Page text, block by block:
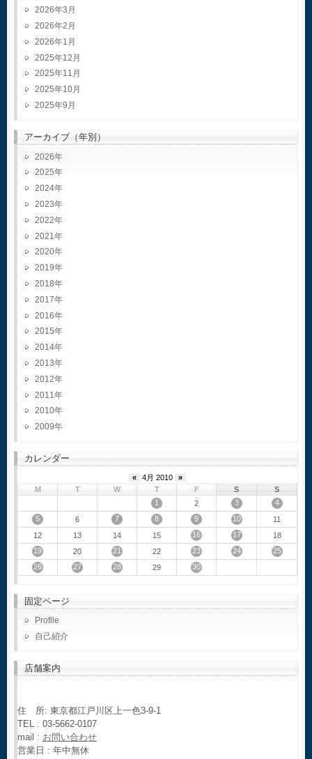
2026年3月
2026年2月
2026年1月
2025年12月
2025年11月
2025年10月
2025年9月
アーカイブ（年別）
2026
2025
2024
2023
2022
2021
2020
2019
2018
2017
2016
2015
2014
2013
2012
2011
2010
2009
カレンダー
« 4月 2010
»
M
T W T F S
S
1
2 3
4
5
6 7 8 9 10
11
12
13 14 15 16 17
18
19
20 21 22 23 24
25
26
27 28 29 30
固定ページ
Profile
自己紹介
店舗案内
住 所: 東京都江戸川区上一色3-9-1
TEL : 03-5662-0107
mail : お問い合わせ
営業日 : 年中無休